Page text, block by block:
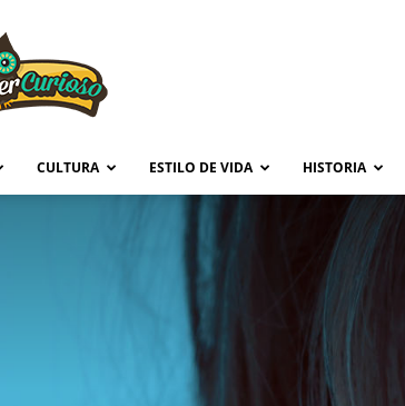
CULTURA ESTILO DE VIDA HISTORIA